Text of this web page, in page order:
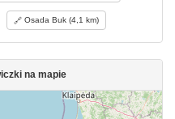
Osada Buk (4,1 km)
na mapie